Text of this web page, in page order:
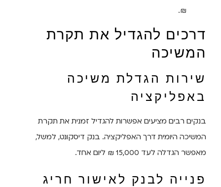
₪.
דרכים להגדיל את תקרת
המשיכה
שירות הגדלת משיכה
באפליקציה
בנקים רבים מציעים אפשרות להגדיל זמנית את תקרת
המשיכה היומית דרך האפליקציה. בנק דיסקונט, למשל,
מאפשר הגדלה לעד 15,000 ₪ ליום אחד.
פנייה לבנק לאישור חריג